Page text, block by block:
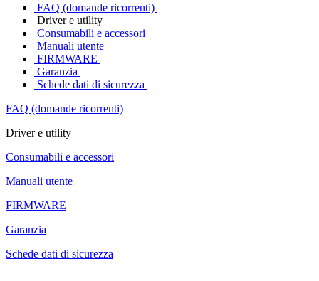
FAQ (domande ricorrenti)
Driver e utility
Consumabili e accessori
Manuali utente
FIRMWARE
Garanzia
Schede dati di sicurezza
FAQ (domande ricorrenti)
Driver e utility
Consumabili e accessori
Manuali utente
FIRMWARE
Garanzia
Schede dati di sicurezza